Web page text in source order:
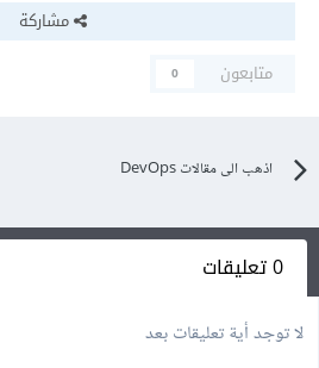
مشاركة
متابعون
0
اذهب الى مقالات DevOps
0 تعليقات
لا توجد أية تعليقات بعد